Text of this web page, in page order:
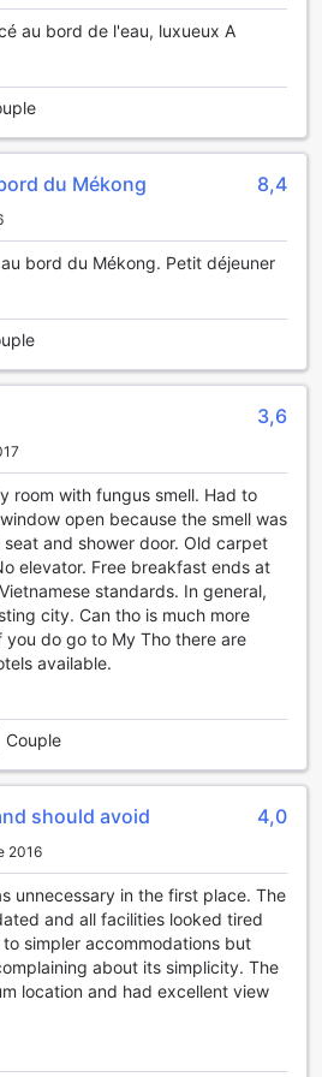
du Chuong Duong Hotel
séjour soit enrichissant et
expérience mémorable à tous
de l'Hôtel Chuong Duong
chaque détail est pensé pour
24 heures sur 24, vous
plats savoureux à toute heure.
petit-déjeuner copieux ou d'un
De plus, notre service de
de garder vos vêtements
de votre séjour, vous libérant
par son accès à Internet.
grâce au Wi-Fi gratuit
chambres et dans les espaces
planifier vos excursions ou
vos proches, vous n'aurez
votre connexion. Pour ceux qui
notre service de consigne
vos effets personnels en toute
liberté d'explorer la ville sans
fumeur désignée est à votre
optimal pour tous nos
au Chuong Duong Hotel
situé au cœur de Mỹ Tho, vous
de transport qui facilitent
votre expérience. L'hôtel
touristiques qui vous
merveilles de la région du Tiền
naviguer sur le Mékong, visiter
découvrir la culture locale, les
vous garantissent une immersion
l'authenticité de cette destination
Hotel dispose d'un parking
pour les voyageurs souhaitant
au bord de l'eau, luxueux A
du Mékong 8,4
bord du Mékong. Petit déjeuner
3,6
room with fungus smell. Had to
open because the smell was
and shower door. Old carpet
elevator. Free breakfast ends at
standards. In general,
city. Can tho is much more
do go to My Tho there are
available.
Couple
should avoid 4,0
2016
unnecessary in the first place. The
and all facilities looked tired
simpler accommodations but
about its simplicity. The
location and had excellent view